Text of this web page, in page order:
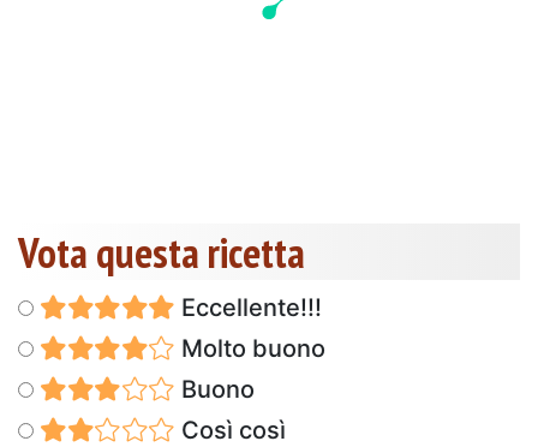
Vota questa ricetta
Eccellente!!!
Molto buono
Buono
Così così